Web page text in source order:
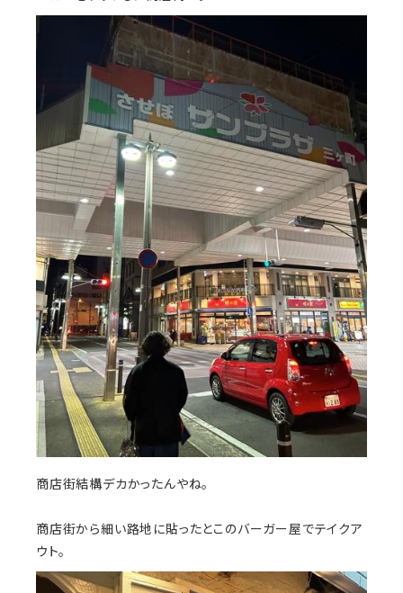
商店街結構デカかったんやね。
商店街から細い路地に貼ったとこのバーガー屋でテイクア
ウト。